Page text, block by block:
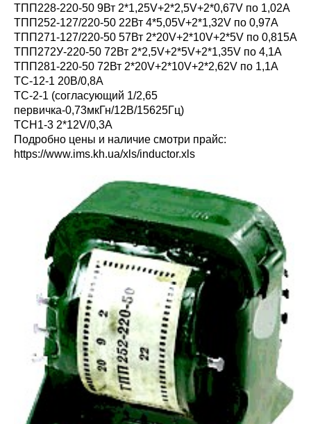
ТПП228-220-50 9Вт 2*1,25V+2*2,5V+2*0,67V по 1,02A
ТПП252-127/220-50 22Вт 4*5,05V+2*1,32V по 0,97A
ТПП271-127/220-50 57Вт 2*20V+2*10V+2*5V по 0,815A
ТПП272У-220-50 72Вт 2*2,5V+2*5V+2*1,35V по 4,1A
ТПП281-220-50 72Вт 2*20V+2*10V+2*2,62V по 1,1A
ТС-12-1 20В/0,8A
ТС-2-1 (согласующий 1/2,65
первичка-0,73мкГн/12В/15625Гц)
ТСН1-3 2*12V/0,3A
Подробно цены и наличие смотри прайс:
https://www.ims.kh.ua/xls/inductor.xls